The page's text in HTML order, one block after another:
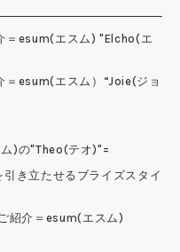
＝esum(エスム) "Elcho(エ
＝esum(エスム）“Joie(ジョ
)の"Theo(テオ)"=
き立たせるブライズスタイ
紹介＝esum(エスム)